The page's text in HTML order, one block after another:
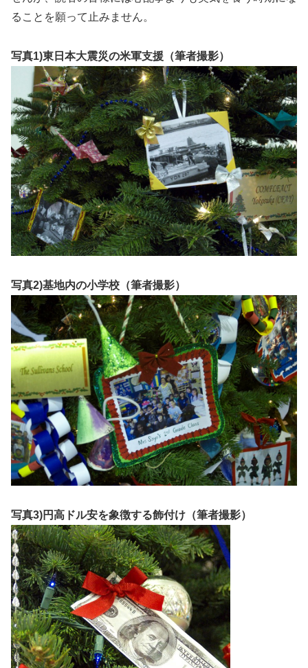
ることを願って止みません。
写真1)東日本大震災の米軍支援（筆者撮影）
写真2)基地内の小学校（筆者撮影）
写真3)円高ドル安を象徴する飾付け（筆者撮影）